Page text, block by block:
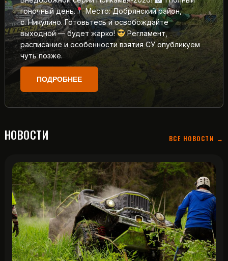
гоночный день.
Место: Добрянский район,
с. Никулино. Готовьтесь и освобождайте
выходной — будет жарко!
Регламент,
расписание и особенности взятия СУ опубликуем
чуть позже.
ПОДРОБНЕЕ
НОВОСТИ ВСЕ НОВОСТИ →